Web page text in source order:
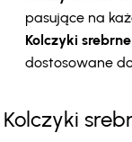
pasujące na
Kolczyki
dostosowane
Kolczyki